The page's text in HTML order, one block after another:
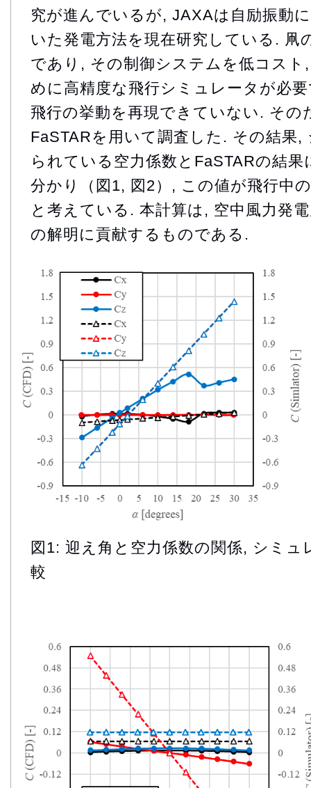
究が進んでいるが, JAXAは自励振動
いた発電方法を現在研究している. 凧
であり, その制御システムを低コスト
めに高精度な飛行シミュレータが必
飛行の挙動を再現できていない. その
FaSTARを用いて調査した. その結果,
られている空力係数とFaSTARの結
分かり（図1, 図2）, この値が飛行中
と考えている. 本計算は, 空中風力発
の解明に貢献するものである.
図1: 迎え角と空力係数の関係, シミュ
較